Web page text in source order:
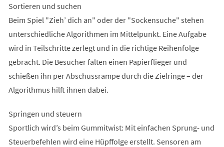
Sortieren und suchen
Beim Spiel "Zieh’ dich an" oder der "Sockensuche" stehen
unterschiedliche Algorithmen im Mittelpunkt. Eine Aufgabe
wird in Teilschritte zerlegt und in die richtige Reihenfolge
gebracht. Die Besucher falten einen Papierflieger und
schießen ihn per Abschussrampe durch die Zielringe – der
Algorithmus hilft ihnen dabei.
Springen und steuern
Sportlich wird’s beim Gummitwist: Mit einfachen Sprung- und
Steuerbefehlen wird eine Hüpffolge erstellt. Sensoren am